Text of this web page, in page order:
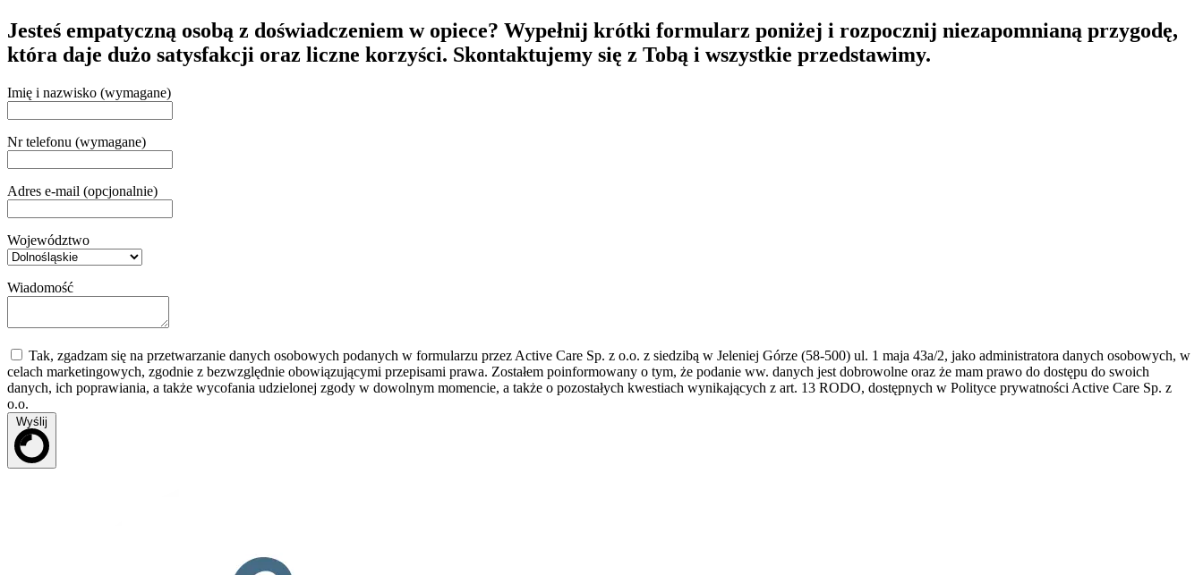
Jesteś empatyczną osobą z doświadczeniem w opiece? Wypełnij krótki formularz poniżej i rozpocznij niezapomnianą przygodę,
która daje dużo satysfakcji oraz liczne korzyści. Skontaktujemy się z Tobą i wszystkie przedstawimy.
Imię i nazwisko (wymagane)
Nr telefonu (wymagane)
Adres e-mail (opcjonalnie)
Województwo
Wiadomość
Tak, zgadzam się na przetwarzanie danych osobowych podanych w formularzu przez Active Care Sp. z o.o. z siedzibą w Jeleniej Górze (58-500) ul. 1 maja 43a/2, jako administratora danych osobowych, w
celach marketingowych, zgodnie z bezwzględnie obowiązującymi przepisami prawa. Zostałem poinformowany o tym, że podanie ww. danych jest dobrowolne oraz że mam prawo do dostępu do swoich
danych, ich poprawiania, a także wycofania udzielonej zgody w dowolnym momencie, a także o pozostałych kwestiach wynikających z art. 13 RODO, dostępnych w Polityce prywatności Active Care Sp. z
o.o.
Wyślij